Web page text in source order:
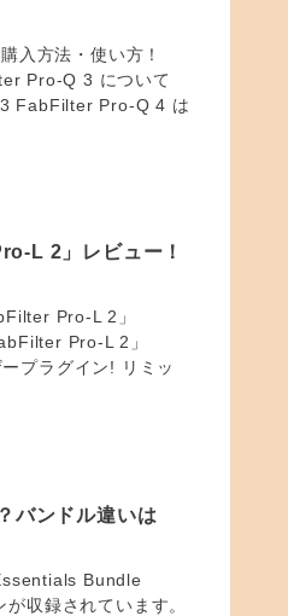
方法・使い方！
Pro-Q 3 について
FabFilter Pro-Q 4 は
L 2」レビュー！
Pro-L 2」
Pro-L 2」
プラグイン! リミッ
バンドル違いは
Bundle
収録されています。